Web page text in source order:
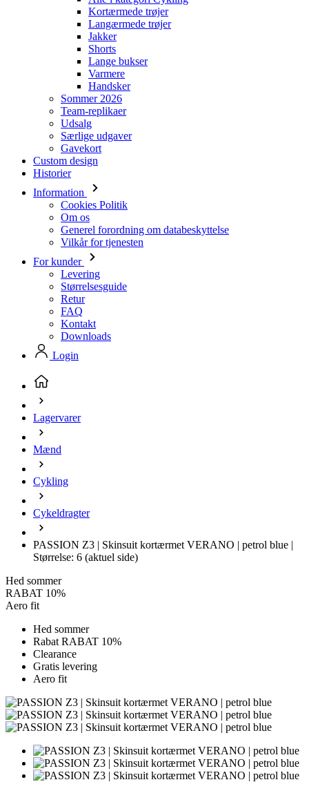
Kortærmede trøjer
Langærmede trøjer
Jakker
Shorts
Lange bukser
Varmere
Handsker
Sommer 2026
Team-replikaer
Udsalg
Særlige udgaver
Gavekort
Custom design
Historier
Information
Cookies Politik
Om os
Generel forordning om databeskyttelse
Vilkår for tjenesten
For kunder
Levering
Størrelsesguide
Retur
FAQ
Kontakt
Downloads
Login
Lagervarer
Mænd
Cykling
Cykeldragter
PASSION Z3 | Skinsuit kortærmet VERANO | petrol blue |
Størrelse: 6 (aktuel side)
Hed sommer
RABAT 10%
Aero fit
Hed sommer
Rabat RABAT 10%
Clearance
Gratis levering
Aero fit